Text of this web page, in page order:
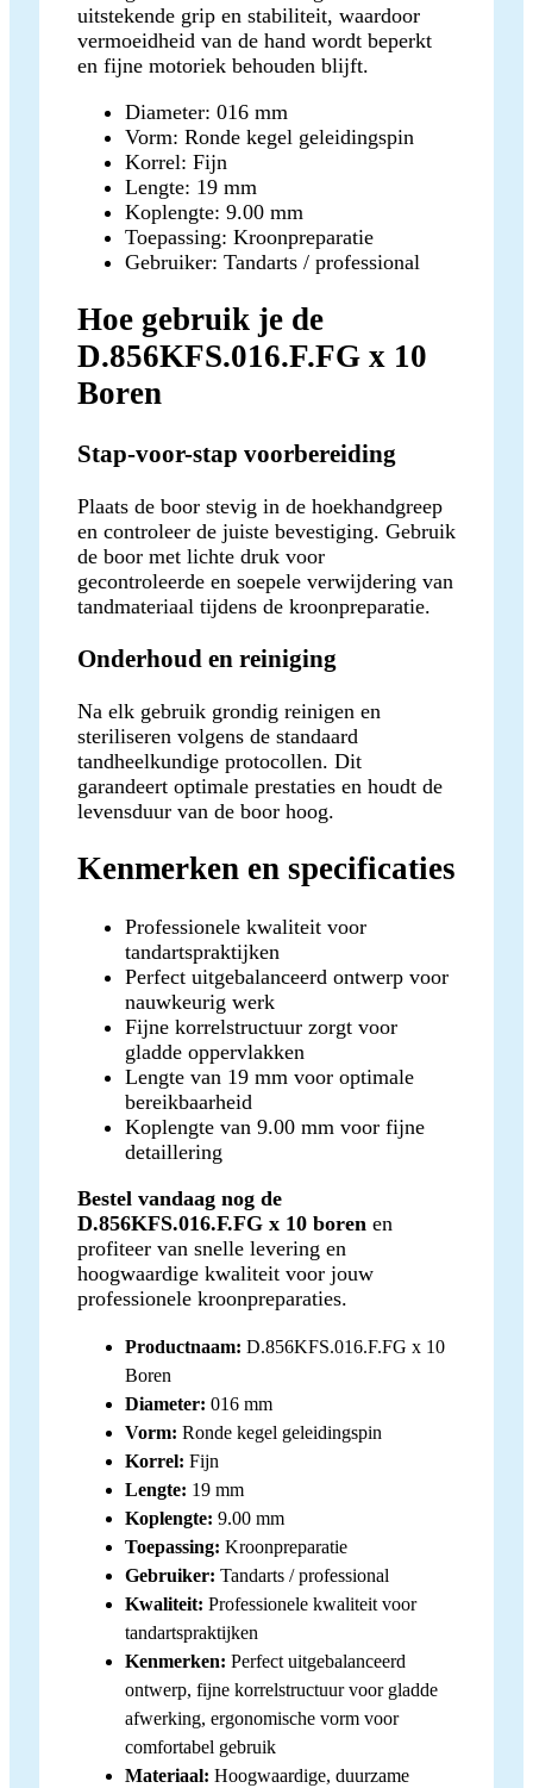
uitstekende grip en stabiliteit, waardoor
vermoeidheid van de hand wordt beperkt
en fijne motoriek behouden blijft.
Diameter: 016 mm
Vorm: Ronde kegel geleidingspin
Korrel: Fijn
Lengte: 19 mm
Koplengte: 9.00 mm
Toepassing: Kroonpreparatie
Gebruiker: Tandarts / professional
Hoe gebruik je de
D.856KFS.016.F.FG x 10
Boren
Stap-voor-stap voorbereiding
Plaats de boor stevig in de hoekhandgreep
en controleer de juiste bevestiging. Gebruik
de boor met lichte druk voor
gecontroleerde en soepele verwijdering van
tandmateriaal tijdens de kroonpreparatie.
Onderhoud en reiniging
Na elk gebruik grondig reinigen en
steriliseren volgens de standaard
tandheelkundige protocollen. Dit
garandeert optimale prestaties en houdt de
levensduur van de boor hoog.
Kenmerken en specificaties
Professionele kwaliteit voor
tandartspraktijken
Perfect uitgebalanceerd ontwerp voor
nauwkeurig werk
Fijne korrelstructuur zorgt voor
gladde oppervlakken
Lengte van 19 mm voor optimale
bereikbaarheid
Koplengte van 9.00 mm voor fijne
detaillering
Bestel vandaag nog de
D.856KFS.016.F.FG x 10 boren en
profiteer van snelle levering en
hoogwaardige kwaliteit voor jouw
professionele kroonpreparaties.
Productnaam: D.856KFS.016.F.FG x 10
Boren
Diameter: 016 mm
Vorm: Ronde kegel geleidingspin
Korrel: Fijn
Lengte: 19 mm
Koplengte: 9.00 mm
Toepassing: Kroonpreparatie
Gebruiker: Tandarts / professional
Kwaliteit: Professionele kwaliteit voor
tandartspraktijken
Kenmerken: Perfect uitgebalanceerd
ontwerp, fijne korrelstructuur voor gladde
afwerking, ergonomische vorm voor
comfortabel gebruik
Materiaal: Hoogwaardige, duurzame